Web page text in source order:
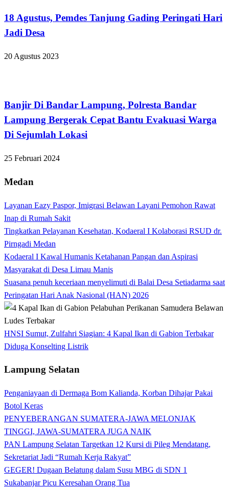
18 Agustus, Pemdes Tanjung Gading Peringati Hari
Jadi Desa
20 Agustus 2023
Banjir Di Bandar Lampung, Polresta Bandar
Lampung Bergerak Cepat Bantu Evakuasi Warga
Di Sejumlah Lokasi
25 Februari 2024
Medan
Layanan Eazy Paspor, Imigrasi Belawan Layani Pemohon Rawat
Inap di Rumah Sakit
Tingkatkan Pelayanan Kesehatan, Kodaeral I Kolaborasi RSUD dr.
Pirngadi Medan‎
Kodaeral I Kawal Humanis Ketahanan Pangan dan Aspirasi
Masyarakat di Desa Limau Manis
Suasana penuh keceriaan menyelimuti di Balai Desa Setiadarma saat
Peringatan Hari Anak Nasional (HAN) 2026
HNSI Sumut, Zulfahri Siagian: 4 Kapal Ikan di Gabion Terbakar
Diduga Konselting Listrik
Lampung Selatan
Penganiayaan di Dermaga Bom Kalianda, Korban Dihajar Pakai
Botol Keras
PENYEBERANGAN SUMATERA-JAWA MELONJAK
TINGGI, JAWA-SUMATERA JUGA NAIK
PAN Lampung Selatan Targetkan 12 Kursi di Pileg Mendatang,
Sekretariat Jadi “Rumah Kerja Rakyat”
GEGER! Dugaan Belatung dalam Susu MBG di SDN 1
Sukabanjar Picu Keresahan Orang Tua